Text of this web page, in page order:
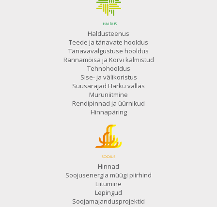
Haldusteenus
Teede ja tänavate hooldus
Tänavavalgustuse hooldus
Rannamõisa ja Korvi kalmistud
Tehnohooldus
Sise- ja välikoristus
Suusarajad Harku vallas
Muruniitmine
Rendipinnad ja üürnikud
Hinnapäring
Hinnad
Soojusenergia müügi piirhind
Liitumine
Lepingud
Soojamajandusprojektid